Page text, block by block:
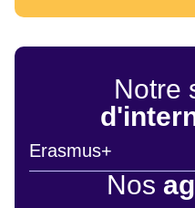
Notre
Erasmus+
Nos